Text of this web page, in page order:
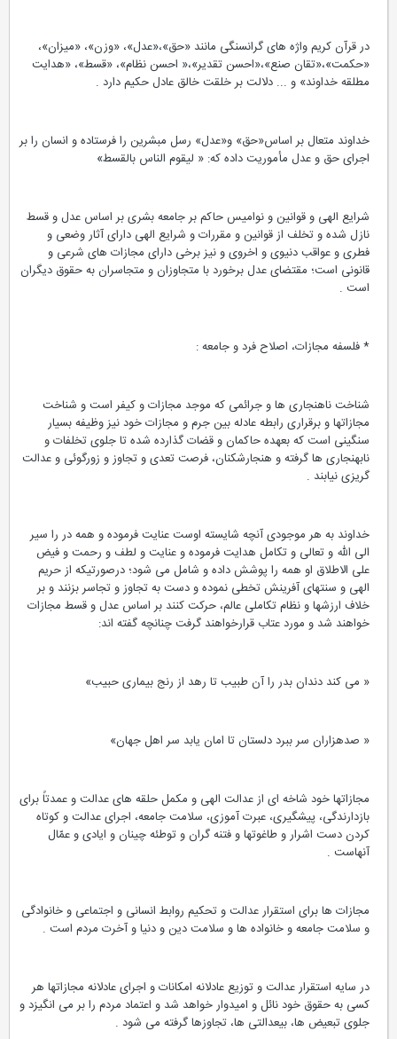
در قرآن کریم واژه های گرانسنگی مانند «حق»،«عدل»، «وزن»، «میزان»،
«حکمت»،«تقان صنع»،«احسن تقدیر»،« احسن نظام»، «قسط»، «هدایت
مطلقه خداوند» و ... دلالت بر خلقت خالق عادل حکیم دارد .
خداوند متعال بر اساس«حق» و«عدل» رسل مبشرین را فرستاده و انسان را بر
اجرای حق و عدل مأموریت داده که: « لیقوم الناس بالقسط»
شرایع الهی و قوانین و نوامیس حاکم بر جامعه بشری بر اساس عدل و قسط
نازل شده و تخلف از قوانین و مقررات و شرایع الهی دارای آثار وضعی و
فطری و عواقب دنیوی و اخروی و نیز برخی دارای مجازات های شرعی و
قانونی است؛ مقتضای عدل برخورد با متجاوزان و متجاسران به حقوق دیگران
است .
* فلسفه مجازات، اصلاح فرد و جامعه :
شناخت ناهنجاری ها و جرائمی که موجد مجازات و کیفر است و شناخت
مجازاتها و برقراری رابطه عادله بین جرم و مجازات خود نیز وظیفه بسیار
سنگینی است که بعهده حاکمان و قضات گذارده شده تا جلوی تخلفات و
نابهنجاری ها گرفته و هنجارشکنان، فرصت تعدی و تجاوز و زورگوئی و عدالت
گریزی نیابند .
خداوند به هر موجودی آنچه شایسته اوست عنایت فرموده و همه در را سیر
الی الله و تعالی و تکامل هدایت فرموده و عنایت و لطف و رحمت و فیض
علی الاطلاق او همه را پوشش داده و شامل می شود؛ درصورتیکه از حریم
الهی و سنتهای آفرینش تخطی نموده و دست به تجاوز و تجاسر بزنند و بر
خلاف ارزشها و نظام تکاملی عالم، حرکت کنند بر اساس عدل و قسط مجازات
خواهند شد و مورد عتاب قرارخواهند گرفت چنانچه گفته اند:
« می کند دندان بدر را آن طبیب تا رهد از رنج بیماری حبیب»
« صدهزاران سر ببرد دلستان تا امان یابد سر اهل جهان»
مجازاتها خود شاخه ای از عدالت الهی و مکمل حلقه های عدالت و عمدتاً برای
بازدارندگی، پیشگیری، عبرت آموزی، سلامت جامعه، اجرای عدالت و کوتاه
کردن دست اشرار و طاغوتها و فتنه گران و توطئه چینان و ایادی و عمّال
آنهاست .
مجازات ها برای استقرار عدالت و تحکیم روابط انسانی و اجتماعی و خانوادگی
و سلامت جامعه و خانواده ها و سلامت دین و دنیا و آخرت مردم است .
در سایه استقرار عدالت و توزیع عادلانه امکانات و اجرای عادلانه مجازاتها هر
کسی به حقوق خود نائل و امیدوار خواهد شد و اعتماد مردم را بر می انگیزد و
جلوی تبعیض ها، بیعدالتی ها، تجاوزها گرفته می شود .